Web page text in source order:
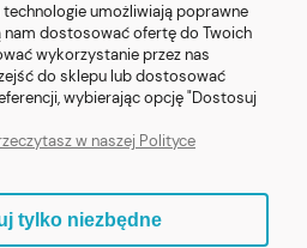
prezent.org.pl| Tel.:511546060| NIP:
| Skaryszewska 12, 03-802 Warszawa
PREZENT
umożliwiają poprawne
nam dostosować ofertę do Twoich
wykorzystanie przez nas
do sklepu lub dostosować
wybierając opcję "Dostosuj
w naszej Polityce
tylko niezbędne